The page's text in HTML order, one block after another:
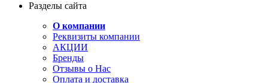
Разделы сайта
О компании
Реквизиты компании
АКЦИИ
Бренды
Отзывы о Нас
Оплата и доставка